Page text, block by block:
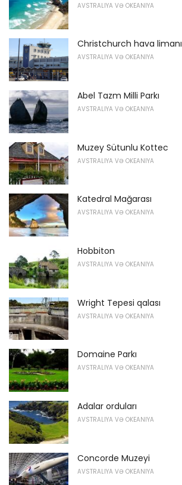
AVSTRALIYA VƏ OKEANIYA
Christchurch hava limanı
AVSTRALIYA VƏ OKEANIYA
Abel Tazm Milli Parkı
AVSTRALIYA VƏ OKEANIYA
Muzey Sütunlu Kottec
AVSTRALIYA VƏ OKEANIYA
Katedral Mağarası
AVSTRALIYA VƏ OKEANIYA
Hobbiton
AVSTRALIYA VƏ OKEANIYA
Wright Tepesi qalası
AVSTRALIYA VƏ OKEANIYA
Domaine Parkı
AVSTRALIYA VƏ OKEANIYA
Adalar orduları
AVSTRALIYA VƏ OKEANIYA
Concorde Muzeyi
AVSTRALIYA VƏ OKEANIYA